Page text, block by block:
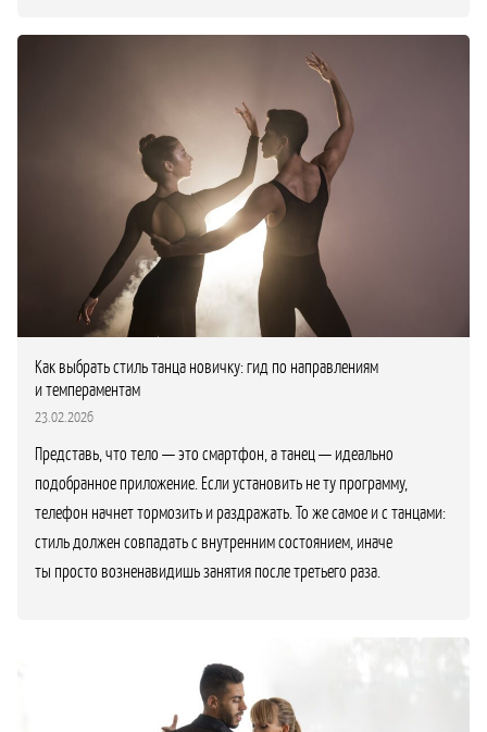
Как выбрать стиль танца новичку: гид по направлениям
и темпераментам
23.02.2026
Представь, что тело — это смартфон, а танец — идеально
подобранное приложение. Если установить не ту программу,
телефон начнет тормозить и раздражать. То же самое и с танцами:
стиль должен совпадать с внутренним состоянием, иначе
ты просто возненавидишь занятия после третьего раза.